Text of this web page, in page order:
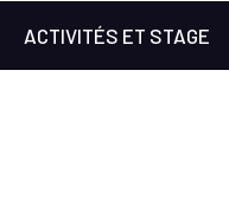
ACTIVITÉS ET STAGE